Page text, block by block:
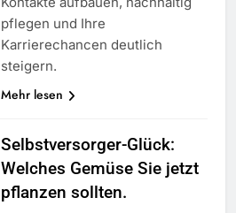
pflegen und Ihre
Karrierechancen deutlich
steigern.
Mehr lesen
Selbstversorger-Glück:
Welches Gemüse Sie jetzt
pflanzen sollten.